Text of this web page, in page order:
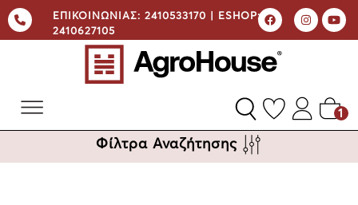
ΕΠΙΚΟΙΝΩΝΙΑΣ: 2410533170 | ESHOP:
2410627105
1
Φίλτρα Αναζήτησης